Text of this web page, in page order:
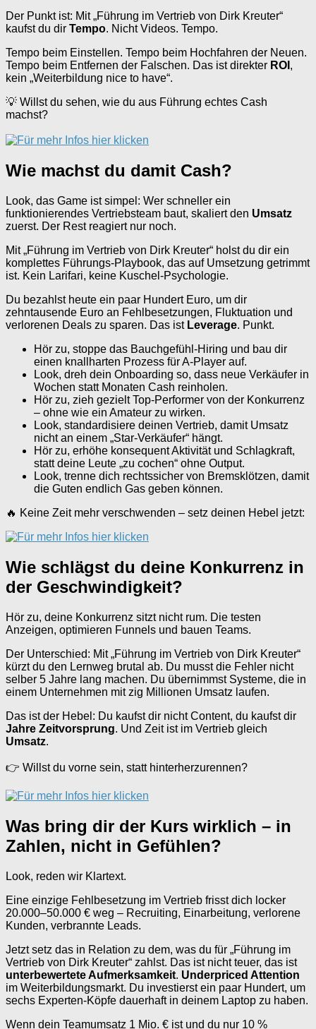
Der Punkt ist: Mit „Führung im Vertrieb von Dirk Kreuter“
kaufst du dir Tempo. Nicht Videos. Tempo.
Tempo beim Einstellen. Tempo beim Hochfahren der Neuen.
Tempo beim Entfernen der Falschen. Das ist direkter ROI ,
kein „Weiterbildung nice to have“.
💡 Willst du sehen, wie du aus Führung echtes Cash
machst?
Wie machst du damit Cash?
Look, das Game ist simpel: Wer schneller ein
funktionierendes Vertriebsteam baut, skaliert den Umsatz
zuerst. Der Rest reagiert nur noch.
Mit „Führung im Vertrieb von Dirk Kreuter“ holst du dir ein
komplettes Führungs-Playbook, das auf Umsetzung getrimmt
ist. Kein Larifari, keine Kuschel-Psychologie.
Du bezahlst heute ein paar Hundert Euro, um dir
zehntausende Euro an Fehlbesetzungen, Fluktuation und
verlorenen Deals zu sparen. Das ist Leverage. Punkt.
Hör zu, stoppe das Bauchgefühl-Hiring und bau dir
einen knallharten Prozess für A‑Player auf.
Look, dreh dein Onboarding so, dass neue Verkäufer in
Wochen statt Monaten Cash reinholen.
Hör zu, zieh gezielt Top-Performer von der Konkurrenz
– ohne wie ein Amateur zu wirken.
Look, standardisiere deinen Vertrieb, damit Umsatz
nicht an einem „Star-Verkäufer“ hängt.
Hör zu, erhöhe konsequent Aktivität und Schlagkraft,
statt deine Leute „zu cochen“ ohne Output.
Look, trenne dich rechtssicher von Bremsklötzen, damit
die Guten endlich Gas geben können.
🔥 Keine Zeit mehr verschwenden – setz deinen Hebel jetzt:
Wie schlägst du deine Konkurrenz in
der Geschwindigkeit?
Hör zu, deine Konkurrenz sitzt nicht rum. Die testen
Anzeigen, optimieren Funnels und bauen Teams.
Der Unterschied: Mit „Führung im Vertrieb von Dirk Kreuter“
kürzt du den Lernweg brutal ab. Du musst die Fehler nicht
selber 5 Jahre lang machen. Du übernimmst Systeme, die in
einem Unternehmen mit zig Millionen Umsatz laufen.
Das ist der Hebel: Du kaufst dir nicht Content, du kaufst dir
Jahre Zeitvorsprung. Und Zeit ist im Vertrieb gleich
Umsatz.
👉 Willst du vorne sein, statt hinterherzurennen?
Was bring dir der Kurs wirklich – in
Zahlen, nicht in Gefühlen?
Look, reden wir Klartext.
Eine einzige Fehlbesetzung im Vertrieb frisst dich locker
20.000–50.000 € weg – Recruiting, Einarbeitung, verlorene
Kunden, verbrannte Leads.
Jetzt setz das in Relation zu dem, was du für „Führung im
Vertrieb von Dirk Kreuter“ zahlst. Das ist nicht teuer, das ist
unterbewertete Aufmerksamkeit. Underpriced Attention
im Weiterbildungsmarkt. Du investierst ein paar Hundert, um
sechs Experten-Köpfe dauerhaft in deinem Laptop zu haben.
Wenn dein Teamumsatz 1 Mio. € ist und du nur 10 %